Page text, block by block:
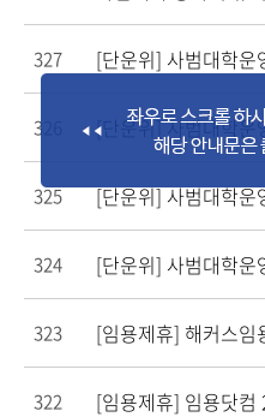
327 [단운위] 사범대학운
326 [단운위] 사범대학운
325 [단운위]사범대학운
324 [단운위] 사범대학운
323 [임용제휴] 해커스임
322 [임용제휴] 임용닷컴